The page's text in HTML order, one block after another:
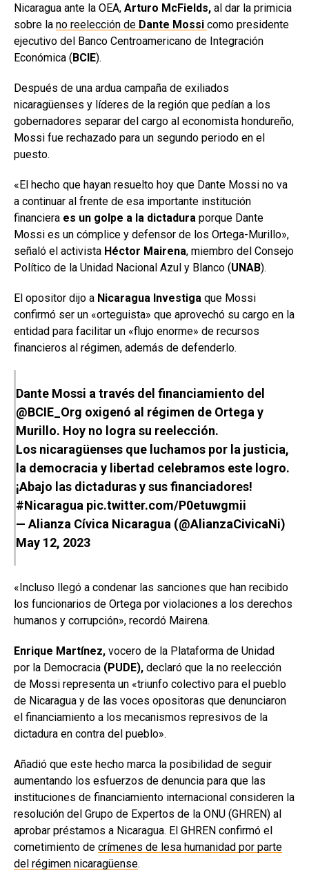
Nicaragua ante la OEA, Arturo McFields, al dar la primicia
sobre la no reelección de Dante Mossi como presidente
ejecutivo del Banco Centroamericano de Integración
Económica (BCIE).
Después de una ardua campaña de exiliados
nicaragüenses y líderes de la región que pedían a los
gobernadores separar del cargo al economista hondureño,
Mossi fue rechazado para un segundo periodo en el
puesto.
«El hecho que hayan resuelto hoy que Dante Mossi no va
a continuar al frente de esa importante institución
financiera es un golpe a la dictadura porque Dante
Mossi es un cómplice y defensor de los Ortega-Murillo»,
señaló el activista Héctor Mairena, miembro del Consejo
Político de la Unidad Nacional Azul y Blanco (UNAB).
El opositor dijo a Nicaragua Investiga que Mossi
confirmó ser un «orteguista» que aprovechó su cargo en la
entidad para facilitar un «flujo enorme» de recursos
financieros al régimen, además de defenderlo.
Dante Mossi a través del financiamiento del
@BCIE_Org oxigenó al régimen de Ortega y
Murillo. Hoy no logra su reelección.
Los nicaragüenses que luchamos por la justicia,
la democracia y libertad celebramos este logro.
¡Abajo las dictaduras y sus financiadores!
#Nicaragua pic.twitter.com/P0etuwgmii
— Alianza Cívica Nicaragua (@AlianzaCivicaNi)
May 12, 2023
«Incluso llegó a condenar las sanciones que han recibido
los funcionarios de Ortega por violaciones a los derechos
humanos y corrupción», recordó Mairena.
Enrique Martínez, vocero de la Plataforma de Unidad
por la Democracia (PUDE), declaró que la no reelección
de Mossi representa un «triunfo colectivo para el pueblo
de Nicaragua y de las voces opositoras que denunciaron
el financiamiento a los mecanismos represivos de la
dictadura en contra del pueblo».
Añadió que este hecho marca la posibilidad de seguir
aumentando los esfuerzos de denuncia para que las
instituciones de financiamiento internacional consideren la
resolución del Grupo de Expertos de la ONU (GHREN) al
aprobar préstamos a Nicaragua. El GHREN confirmó el
cometimiento de crímenes de lesa humanidad por parte
del régimen nicaragüense.